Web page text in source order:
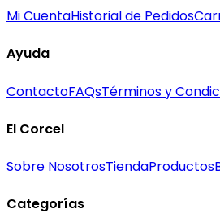
Mi CuentaHistorial de Pedidos
Ayuda
ContactoFAQsTérminos y
El Corcel
Sobre NosotrosTiendaProductos
Categorías